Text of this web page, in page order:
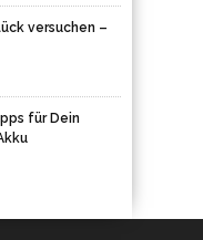
für Dein